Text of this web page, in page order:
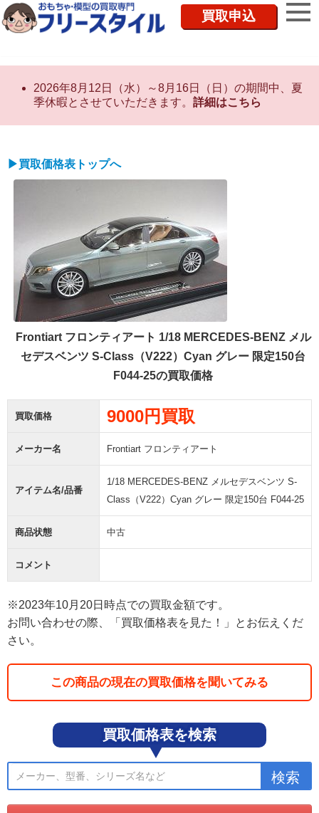
買取申込
2026年8月12日（水）～8月16日（日）の期間中、夏
季休暇とさせていただきます。 詳細はこちら
▶買取価格表トップへ
Frontiart フロンティアート 1/18 MERCEDES-BENZ メル
セデスベンツ S-Class（V222）Cyan グレー 限定150台
F044-25の買取価格
買取価格 9000円買取
メーカー名 Frontiart フロンティアート
アイテム名/品番
1/18 MERCEDES-BENZ メルセデスベンツ S-
Class（V222）Cyan グレー 限定150台 F044-25
商品状態 中古
コメント
※2023年10月20日時点での買取金額です。
お問い合わせの際、「買取価格表を見た！」とお伝えくだ
さい。
この商品の現在の買取価格を聞いてみる
買取価格表を検索